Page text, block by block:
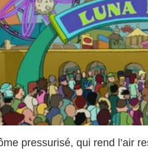
pressurisé, qui rend l’air